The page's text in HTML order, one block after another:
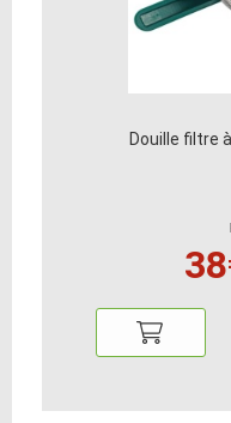
Douille filtre